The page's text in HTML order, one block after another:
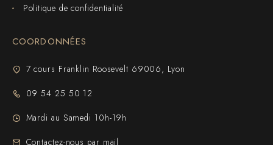
Politique de confidentialité
COORDONNÉES
7 cours Franklin Roosevelt 69006, Lyon
09 54 25 50 12
Mardi au Samedi 10h-19h
Contactez-nous par mail